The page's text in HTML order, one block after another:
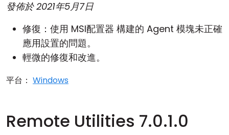
發佈於2021年5月7日
修復：使用 MSI配置器 構建的 Agent 模塊未正確
應用設置的問題。
輕微的修復和改進。
平台： Windows
Remote Utilities 7.0.1.0